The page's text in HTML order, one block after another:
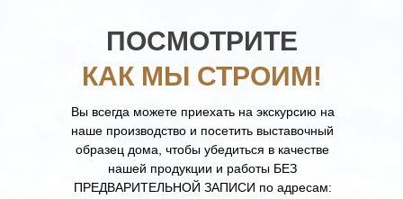
ПОСМОТРИТЕ
КАК МЫ СТРОИМ!
Вы всегда можете приехать на экскурсию на
наше производство и посетить выставочный
образец дома, чтобы убедиться в качестве
нашей продукции и работы БЕЗ
ПРЕДВАРИТЕЛЬНОЙ ЗАПИСИ по адресам: